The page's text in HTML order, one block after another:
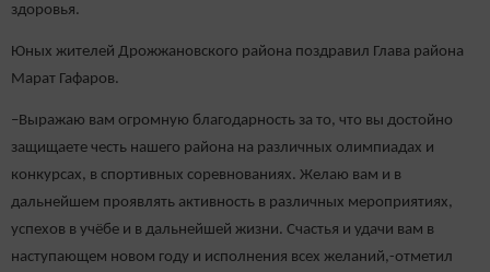
здоровья.
Юных жителей Дрожжановского района поздравил Глава района
Марат Гафаров.
–Выражаю вам огромную благодарность за то, что вы достойно
защищаете честь нашего района на различных олимпиадах и
конкурсах, в спортивных соревнованиях. Желаю вам и в
дальнейшем проявлять активность в различных мероприятиях,
успехов в учёбе и в дальнейшей жизни. Счастья и удачи вам в
наступающем новом году и исполнения всех желаний,-отметил